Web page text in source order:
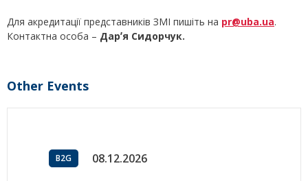
Для акредитації представників ЗМІ пишіть на pr@uba.ua.
Контактна особа – Дарʼя Сидорчук.
Other Events
B2G 08.12.2026